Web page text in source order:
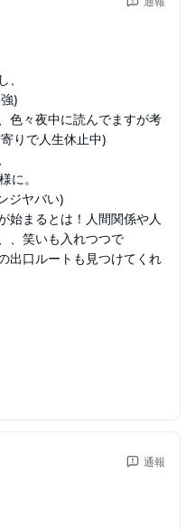
)
色々夜中に読んでますが考
りで人生休止中)
に。
ジヤバい)
始まるとは！人間関係や人
、笑いも入れつつで
出口ルートも見つけてくれ
通報